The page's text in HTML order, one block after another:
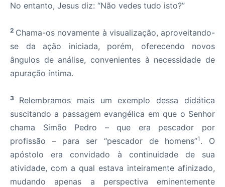
No entanto, Jesus diz: “Não vedes tudo isto?”
2 Chama-os novamente à visualização, aproveitando-
se da ação iniciada, porém, oferecendo novos
ângulos de análise, convenientes à necessidade de
apuração íntima.
3 Relembramos mais um exemplo dessa didática
suscitando a passagem evangélica em que o Senhor
chama Simão Pedro – que era pescador por
profissão – para ser “pescador de homens”1 . O
apóstolo era convidado à continuidade de sua
atividade, com a qual estava inteiramente afinizado,
mudando apenas a perspectiva eminentemente